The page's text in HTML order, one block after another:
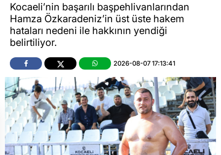
Kocaeli’nin başarılı başpehlivanlarından
Hamza Özkaradeniz’in üst üste hakem
hataları nedeni ile hakkının yendiği
belirtiliyor.
2026-08-07 17:13:41